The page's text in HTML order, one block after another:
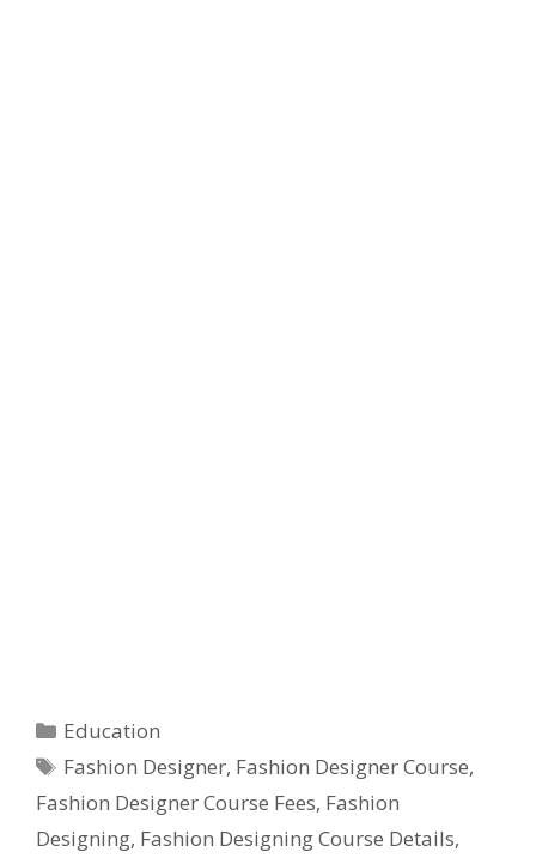
Categories
Education
Tags
Fashion Designer, Fashion Designer Course,
Fashion Designer Course Fees, Fashion
Designing, Fashion Designing Course Details,